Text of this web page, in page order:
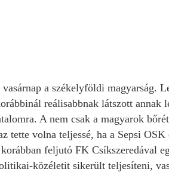
a székelyföldi magyarság.
reálisabbnak látszott annak
A nem csak a magyarok
tette volna teljessé, ha a Sepsi
feljutó FK Csíkszeredával
közéletit sikerült teljesíteni,